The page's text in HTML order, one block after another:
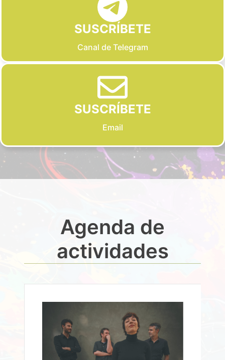
SUSCRÍBETE
Canal de Telegram
SUSCRÍBETE
Email
Agenda de
actividades